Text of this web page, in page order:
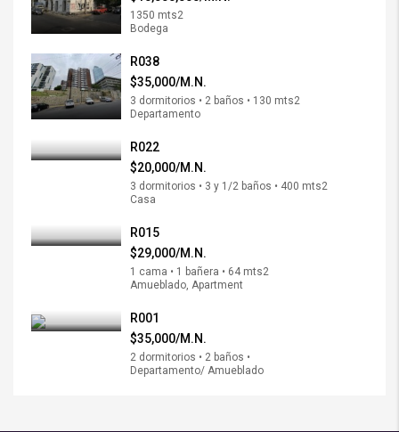
1350 mts2
Bodega
R038
$35,000/M.N.
3 dormitorios • 2 baños • 130 mts2
Departamento
R022
$20,000/M.N.
3 dormitorios • 3 y 1/2 baños • 400 mts2
Casa
R015
$29,000/M.N.
1 cama • 1 bañera • 64 mts2
Amueblado, Apartment
R001
$35,000/M.N.
2 dormitorios • 2 baños •
Departamento/ Amueblado